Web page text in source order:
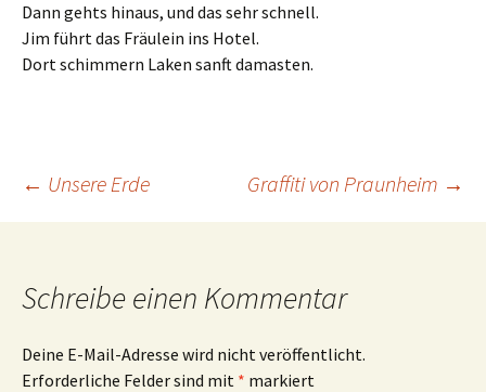
Dann gehts hinaus, und das sehr schnell.
Jim führt das Fräulein ins Hotel.
Dort schimmern Laken sanft damasten.
Beitrags-
← Unsere Erde Graffiti von Praunheim →
Schreibe einen Kommentar
Deine E-Mail-Adresse wird nicht veröffentlicht.
Erforderliche Felder sind mit * markiert